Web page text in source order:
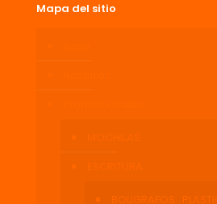
Mapa del sitio